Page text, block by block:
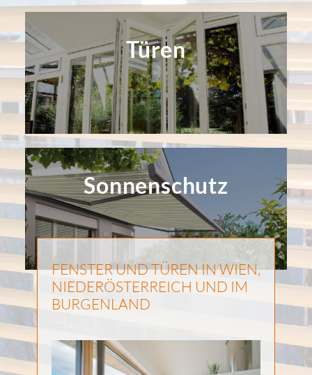
Türen
Sonnenschutz
FENSTER UND TÜREN IN WIEN,
NIEDERÖSTERREICH UND IM
BURGENLAND